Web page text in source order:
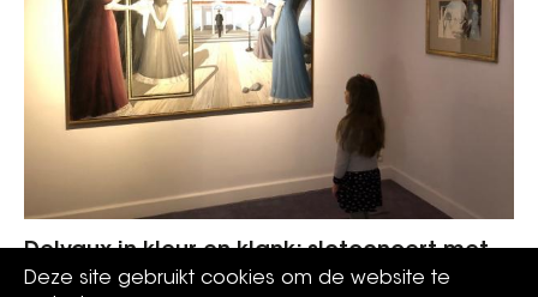
Delvaux in kleur en klank: slotconcert met
harpiste
Deze site gebruikt cookies om de website te